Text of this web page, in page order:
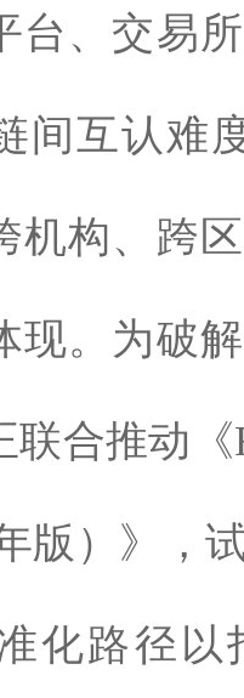
台、交易
间互认难
机构、跨
现。为破
联合推动《
版）》，
化路径以